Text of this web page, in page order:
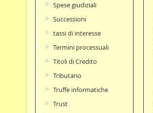
Spese giudiziali
Successioni
tassi di interesse
Termini processuali
Titoli di Credito
Tributario
Truffe informatiche
Trust